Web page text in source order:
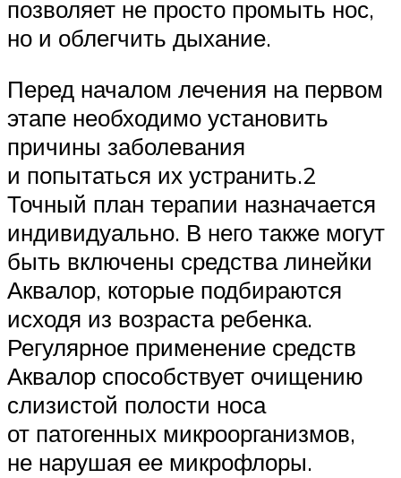
позволяет не просто промыть нос,
но и облегчить дыхание.
Перед началом лечения на первом
этапе необходимо установить
причины заболевания
и попытаться их устранить.2
Точный план терапии назначается
индивидуально. В него также могут
быть включены средства линейки
Аквалор, которые подбираются
исходя из возраста ребенка.
Регулярное применение средств
Аквалор способствует очищению
слизистой полости носа
от патогенных микроорганизмов,
не нарушая ее микрофлоры.